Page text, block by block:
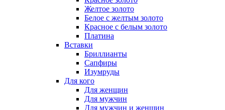
Желтое золото
Белое с желтым золото
Красное с белым золото
Платина
Вставки
Бриллианты
Сапфиры
Изумруды
Для кого
Для женщин
Для мужчин
Для мужчин и женщин